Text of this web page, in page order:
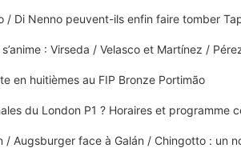
/ Di Nenno peuvent-ils enfin faire tomber
: Virseda / Velasco et Martínez /
en huitièmes au FIP Bronze Portimão
du London P1 ? Horaires et programme
/ Augsburger face à Galán / Chingotto : un